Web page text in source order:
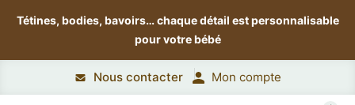
Tétines, bodies, bavoirs…chaque détail est personnalisable
pour votre bébé
Nous contacter Mon compte